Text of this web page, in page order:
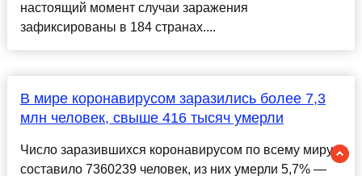
настоящий момент случаи заражения
зафиксированы в 184 странах....
В мире коронавирусом заразились более 7,3
млн человек, свыше 416 тысяч умерли
Число заразившихся коронавирусом по всему миру
составило 7360239 человек, из них умерли 5,7% —